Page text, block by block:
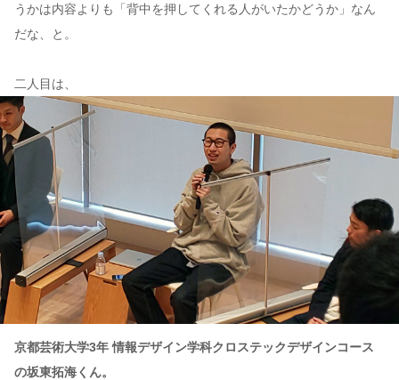
うかは内容よりも「背中を押してくれる人がいたかどうか」なん
だな、と。
二人目は、
京都芸術大学3年 情報デザイン学科クロステックデザインコース
の坂東拓海くん。